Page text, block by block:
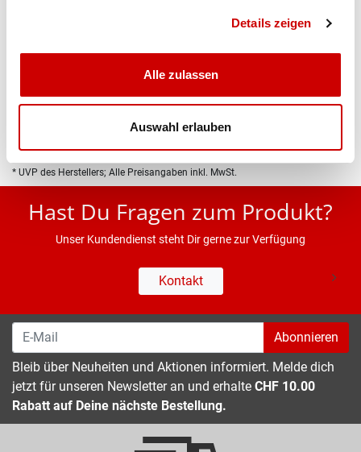
Details zeigen
Alle zulassen
Auswahl erlauben
Eigenschaften
* UVP des Herstellers; Alle Preisangaben inkl. MwSt.
Hast Du Fragen zum Produkt?
Unser Kundendienst steht Dir gerne zur Verfügung
Kontakt
Abonnieren
Bleib über Neuheiten und Aktionen informiert. Melde dich
jetzt für unseren Newsletter an und erhalte CHF 10.00
Rabatt auf Deine nächste Bestellung.